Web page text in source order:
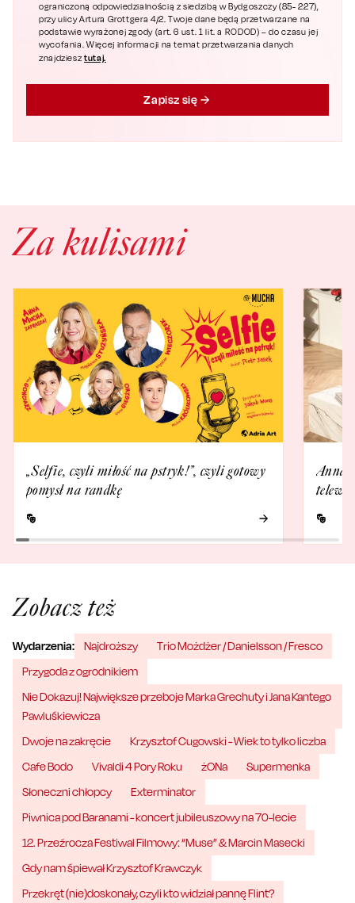
ograniczoną odpowiedzialnością z siedzibą w Bydgoszczy (85- 227),
przy ulicy Artura Grottgera 4/2. Twoje dane będą przetwarzane na
podstawie wyrażonej zgody (art. 6 ust. 1 lit. a RODOD) – do czasu jej
wycofania. Więcej informacji na temat przetwarzania danych
znajdziesztutaj.
Zapisz się
Za kulisami
„Selfie, czyli miłość na pstryk!”, czyli gotowy
pomysł na randkę
Anna
Zobacz też
Wydarzenia: Najdroższy
Trio Możdżer / Danielsson / Fresco
Przygoda z ogrodnikiem
Nie Dokazuj! Największe przeboje Marka Grechuty i Jana Kantego
Pawluśkiewicza
Dwoje na zakręcie
Krzysztof Cugowski - Wiek to tylko liczba
Cafe Bodo
Vivaldi 4 Pory Roku żONa
Supermenka
Słoneczni chłopcy
Exterminator
Piwnica pod Baranami - koncert jubileuszowy na 70-lecie
12. Przeźrocza Festiwal Filmowy: “Muse” & Marcin Masecki
Gdy nam śpiewał Krzysztof Krawczyk
Przekręt (nie)doskonały, czyli kto widział pannę Flint?